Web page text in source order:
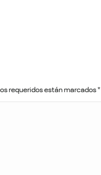
requeridos están marcados*